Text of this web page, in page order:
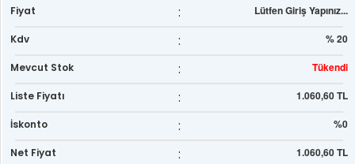
Fiyat : Lütfen Giriş Yapınız...
Kdv : % 20
Mevcut Stok : Tükendi
Liste Fiyatı : 1.060,60 TL
İskonto : %0
Net Fiyat : 1.060,60 TL